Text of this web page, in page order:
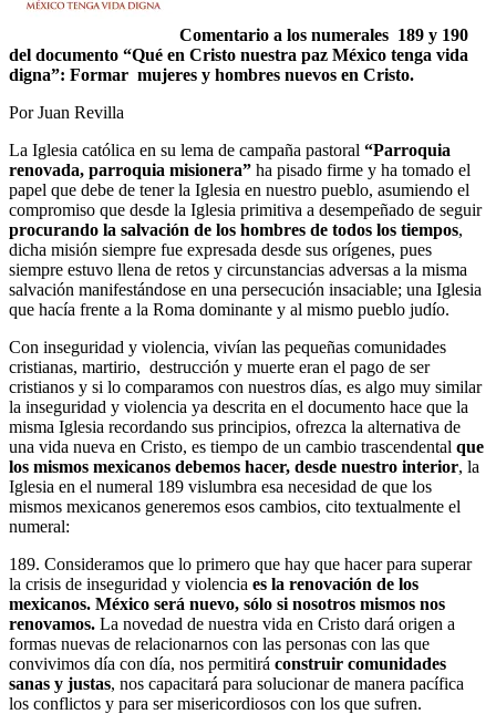
Comentario a los numerales 189 y 190
del documento “Qué en Cristo nuestra paz México tenga vida
digna”: Formar mujeres y hombres nuevos en Cristo.
Por Juan Revilla
La Iglesia católica en su lema de campaña pastoral “Parroquia
renovada, parroquia misionera” ha pisado firme y ha tomado el
papel que debe de tener la Iglesia en nuestro pueblo, asumiendo el
compromiso que desde la Iglesia primitiva a desempeñado de seguir
procurando la salvación de los hombres de todos los tiempos,
dicha misión siempre fue expresada desde sus orígenes, pues
siempre estuvo llena de retos y circunstancias adversas a la misma
salvación manifestándose en una persecución insaciable; una Iglesia
que hacía frente a la Roma dominante y al mismo pueblo judío.
Con inseguridad y violencia, vivían las pequeñas comunidades
cristianas, martirio, destrucción y muerte eran el pago de ser
cristianos y si lo comparamos con nuestros días, es algo muy similar
la inseguridad y violencia ya descrita en el documento hace que la
misma Iglesia recordando sus principios, ofrezca la alternativa de
una vida nueva en Cristo, es tiempo de un cambio trascendental que
los mismos mexicanos debemos hacer, desde nuestro interior, la
Iglesia en el numeral 189 vislumbra esa necesidad de que los
mismos mexicanos generemos esos cambios, cito textualmente el
numeral:
189. Consideramos que lo primero que hay que hacer para superar
la crisis de inseguridad y violencia es la renovación de los
mexicanos. México será nuevo, sólo si nosotros mismos nos
renovamos. La novedad de nuestra vida en Cristo dará origen a
formas nuevas de relacionarnos con las personas con las que
convivimos día con día, nos permitirá construir comunidades
sanas y justas, nos capacitará para solucionar de manera pacífica
los conflictos y para ser misericordiosos con los que sufren.